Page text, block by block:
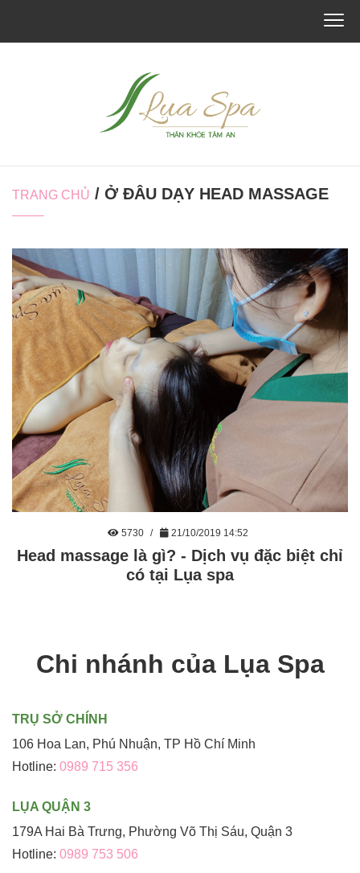
TRANG CHỦ / Ở ĐÂU DẠY HEAD MASSAGE
5730 21/10/2019 14:52
Head massage là gì? - Dịch vụ đặc biệt chỉ
có tại Lụa spa
Chi nhánh của Lụa Spa
TRỤ SỞ CHÍNH
106 Hoa Lan, Phú Nhuận, TP Hồ Chí Minh
Hotline: 0989 715 356
LỤA QUẬN 3
179A Hai Bà Trưng, Phường Võ Thị Sáu, Quận 3
Hotline: 0989 753 506